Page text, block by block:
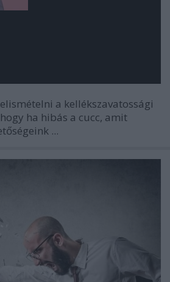
a kellékszavatossági
ha hibás a cucc, amit
...